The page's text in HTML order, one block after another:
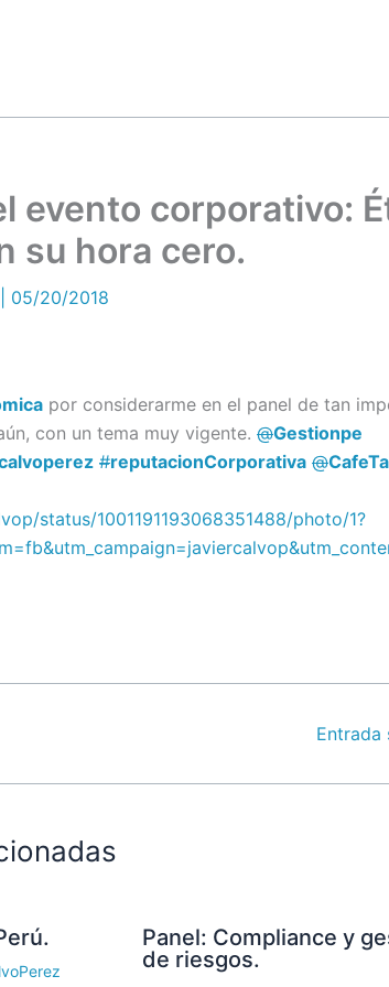
evento corporativo:
su hora cero.
05/20/2018
por considerarme en el panel de tan
con un tema muy vigente. @Gestionpe
#reputacionCorporativa @
status/1001191193068351488/photo/1?
Entrada
Panel: Compliance y
de riesgos.